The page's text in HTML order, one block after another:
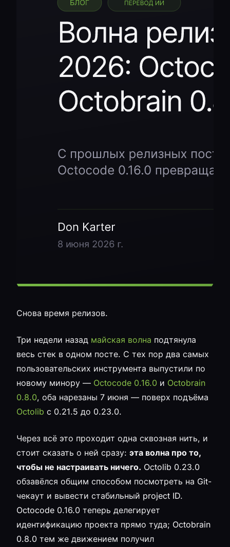
Снова время релизов.
Три недели назад майская волна подтянула
весь стек в одном посте. С тех пор два самых
пользовательских инструмента выпустили по
новому минору — Octocode 0.16.0 и Octobrain
0.8.0, оба нарезаны 7 июня — поверх подъёма
Octolib с 0.21.5 до 0.23.0.
Через всё это проходит одна сквозная нить, и
стоит сказать о ней сразу: эта волна про то,
чтобы не настраивать ничего. Octolib 0.23.0
обзавёлся общим способом посмотреть на Git-
чекаут и вывести стабильный project ID.
Octocode 0.16.0 теперь делегирует
идентификацию проекта прямо туда; Octobrain
0.8.0 тем же движением получил